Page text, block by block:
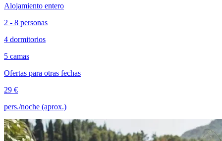
Alojamiento entero
2 - 8 personas
4 dormitorios
5 camas
Ofertas para otras fechas
29 €
pers./noche (aprox.)